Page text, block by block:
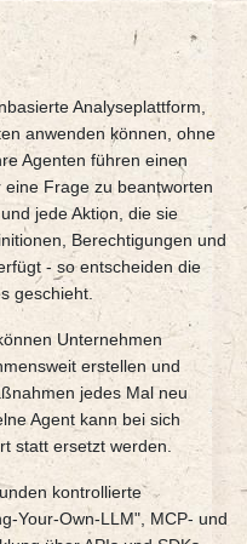
Analyseplattform,
anwenden können, ohne
Agenten führen einen
Frage zu beantworten
jede Aktion, die sie
Berechtigungen und
- so entscheiden die
geschieht.
Unternehmen
erstellen und
jedes Mal neu
Agent kann bei sich
statt ersetzt werden.
kontrollierte
Your-Own-LLM", MCP- und